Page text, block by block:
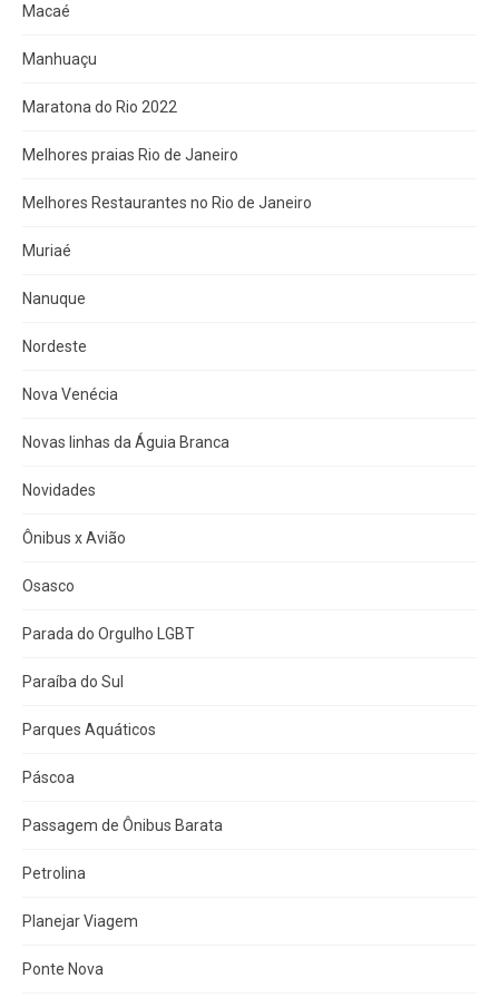
Macaé
Manhuaçu
Maratona do Rio 2022
Melhores praias Rio de Janeiro
Melhores Restaurantes no Rio de Janeiro
Muriaé
Nanuque
Nordeste
Nova Venécia
Novas linhas da Águia Branca
Novidades
Ônibus x Avião
Osasco
Parada do Orgulho LGBT
Paraíba do Sul
Parques Aquáticos
Páscoa
Passagem de Ônibus Barata
Petrolina
Planejar Viagem
Ponte Nova